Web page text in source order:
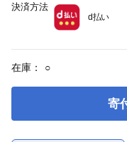
在庫： ○
寄
決済方法
d払い